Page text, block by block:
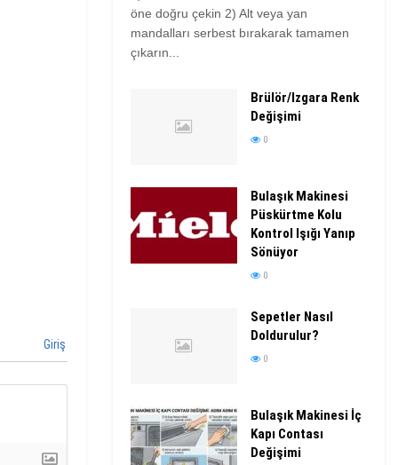
Giriş
öne doğru çekin 2) Alt veya yan
mandalları serbest bırakarak tamamen
çıkarın...
Brülör/Izgara Renk
Değişimi
0
Bulaşık Makinesi
Püskürtme Kolu
Kontrol Işığı Yanıp
Sönüyor
0
Sepetler Nasıl
Doldurulur?
0
Bulaşık Makinesi İç
Kapı Contası
Değişimi